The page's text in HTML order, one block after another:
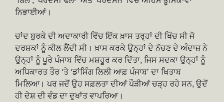
ਨਿਭਾਈਆਂ।
ਚਾਂਦ ਬੁਰਕੇ ਦੀ ਅਦਾਕਾਰੀ ਵਿੱਚ ਇੱਕ ਖ਼ਾਸ ਤਰ੍ਹਾਂ ਦੀ ਖਿੱਚ ਸੀ ਜੋ
ਦਰਸ਼ਕਾਂ ਨੂੰ ਕੀਲ ਲੈਂਦੀ ਸੀ। ਖ਼ਾਸ ਕਰਕੇ ਉਨ੍ਹਾਂ ਦੇ ਨੱਚਣ ਦੇ ਅੰਦਾਜ਼ ਨੇ
ਉਨ੍ਹਾਂ ਨੂੰ ਪੂਰੇ ਪੰਜਾਬ ਵਿੱਚ ਮਸ਼ਹੂਰ ਕਰ ਦਿੱਤਾ, ਜਿਸ ਸਦਕਾ ਉਨ੍ਹਾਂ ਨੂੰ
ਅਧਿਕਾਰਤ ਤੌਰ ‘ਤੇ ‘ਡਾਂਸਿੰਗ ਲਿਲੀ ਆਫ਼ ਪੰਜਾਬ’ ਦਾ ਖਿਤਾਬ
ਮਿਲਿਆ। ਪਰ ਜਦੋਂ ਉਹ ਸਫ਼ਲਤਾ ਦੀਆਂ ਪੌੜੀਆਂ ਚੜ੍ਹ ਰਹੇ ਸਨ, ਉਦੋਂ
ਹੀ ਦੇਸ਼ ਦੀ ਵੰਡ ਦਾ ਦੁਖਾਂਤ ਵਾਪਰਿਆ।